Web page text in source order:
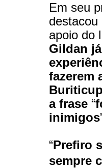
Em seu
destacou
apoio do
Gildan
fazerem
a frase “
inimigos
“Prefiro
sempre